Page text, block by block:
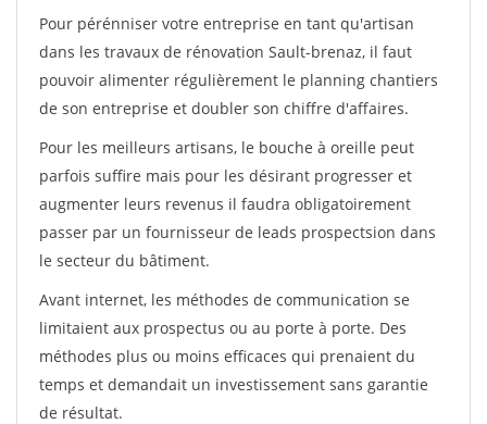
Pour pérénniser votre entreprise en tant qu'artisan
dans les travaux de rénovation Sault-brenaz, il faut
pouvoir alimenter régulièrement le planning chantiers
de son entreprise et doubler son chiffre d'affaires.
Pour les meilleurs artisans, le bouche à oreille peut
parfois suffire mais pour les désirant progresser et
augmenter leurs revenus il faudra obligatoirement
passer par un fournisseur de leads prospectsion dans
le secteur du bâtiment.
Avant internet, les méthodes de communication se
limitaient aux prospectus ou au porte à porte. Des
méthodes plus ou moins efficaces qui prenaient du
temps et demandait un investissement sans garantie
de résultat.